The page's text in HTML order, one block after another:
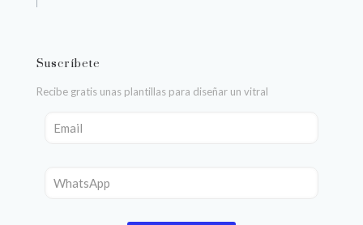
Suscríbete
Recibe gratis unas plantillas para diseñar un vitral